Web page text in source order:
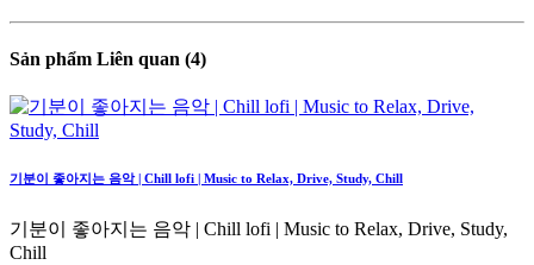
Sản phẩm Liên quan (4)
기분이 좋아지는 음악 | Chill lofi | Music to Relax, Drive, Study, Chill
기분이 좋아지는 음악 | Chill lofi | Music to Relax, Drive, Study,
Chill